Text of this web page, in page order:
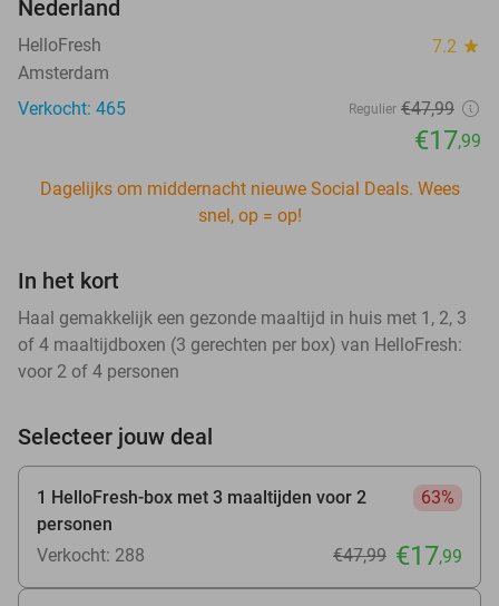
Nederland
HelloFresh 7.2 star
Amsterdam
Verkocht: 465
Regulier €47,99
€17,99
Dagelijks om middernacht nieuwe Social Deals. Wees
snel, op = op!
In het kort
Haal gemakkelijk een gezonde maaltijd in huis met 1, 2, 3
of 4 maaltijdboxen (3 gerechten per box) van HelloFresh:
voor 2 of 4 personen
Selecteer jouw deal
1 HelloFresh-box met 3 maaltijden voor 2
personen
63%
Verkocht: 288 €47,99 €17,99